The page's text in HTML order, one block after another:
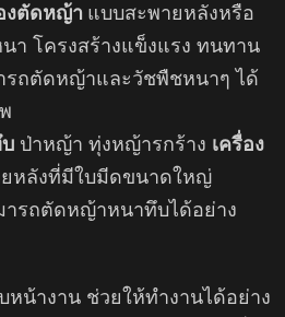
งตัดหญ้า แบบสะพายหลังหรือ
า โครงสร้างแข็งแรง ทนทาน
รถตัดหญ้าและวัชพืชหนาๆ ได้
ป่าหญ้า ทุ่งหญ้ารกร้าง เครื่อง
หลังที่มีใบมีดขนาดใหญ่
ารถตัดหญ้าหนาทึบได้อย่าง
หน้างาน ช่วยให้ทำงานได้อย่าง